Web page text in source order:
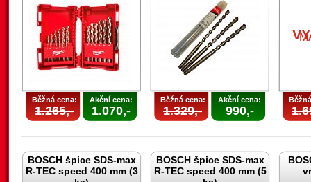
Běžná cena:
1.265,-
Akční cena:
1.070,-
Běžná cena:
1.329,-
Akční cena:
990,-
BOSCH špice SDS-max
R-TEC speed 400 mm (3
BOSCH špice SDS-max
R-TEC speed 400 mm (5